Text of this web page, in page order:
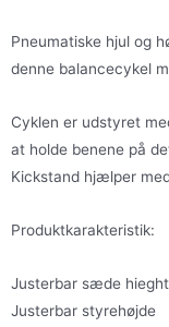
Pneumatiske hjul og
denne balancecykel
Cyklen er udstyret
at holde benene på
Kickstand hjælper
Produktkarakteristik:
Justerbar sæde hieght
Justerbar styrehøjde